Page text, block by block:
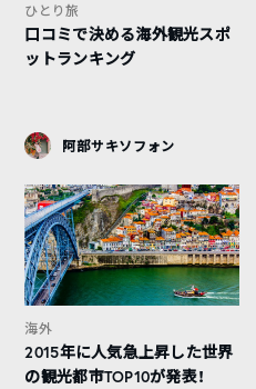
ひとり旅
口コミで決める海外観光スポ
ットランキング
阿部サキソフォン
海外
2015年に人気急上昇した世界
の観光都市TOP10が発表！